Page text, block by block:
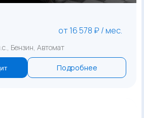
от 16 578 ₽ / мес.
Бензин, Автомат
Подробнее